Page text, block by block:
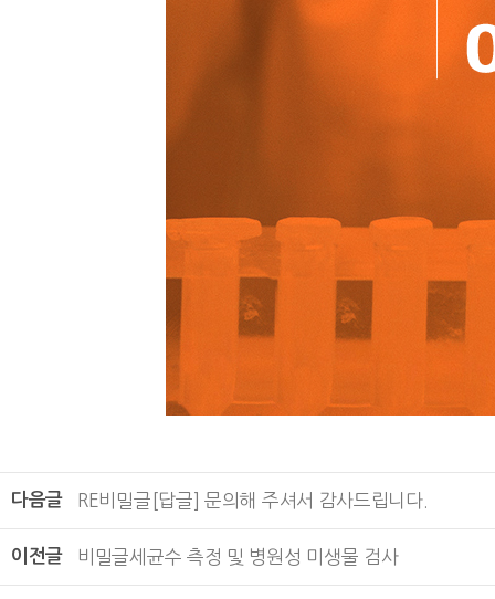
다음글 RE비밀글 [답글] 문의해 주셔서 감사드립니다.
이전글 비밀글세균수 측정 및 병원성 미생물 검사